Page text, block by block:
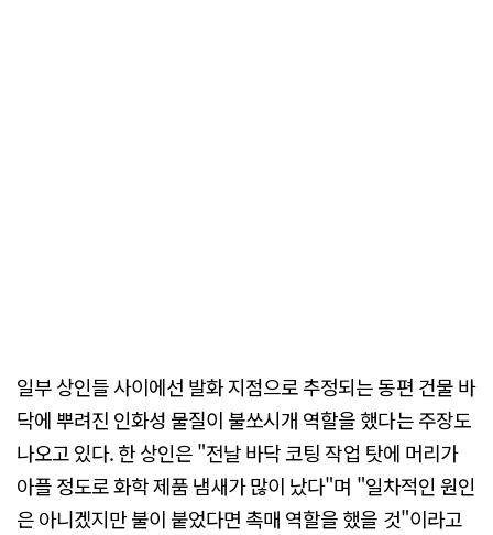
일부 상인들 사이에선 발화 지점으로 추정되는 동편 건물 바
닥에 뿌려진 인화성 물질이 불쏘시개 역할을 했다는 주장도
나오고 있다. 한 상인은 "전날 바닥 코팅 작업 탓에 머리가
아플 정도로 화학 제품 냄새가 많이 났다"며 "일차적인 원인
은 아니겠지만 불이 붙었다면 촉매 역할을 했을 것"이라고